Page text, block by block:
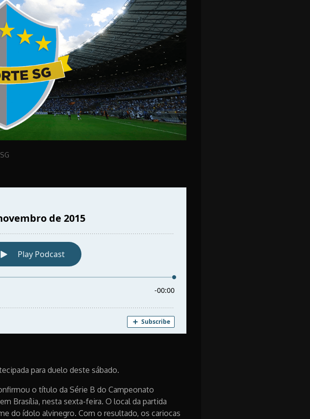
para duelo deste sábado.
o título da Série B do Campeonato
Brasília, nesta sexta-feira. O local da partida
do ídolo alvinegro. Com o resultado, os cariocas